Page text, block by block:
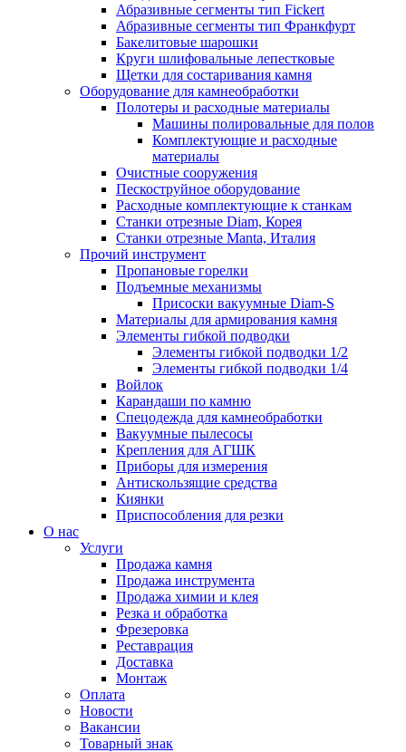
Абразивные сегменты тип Fickert
Абразивные сегменты тип Франкфурт
Бакелитовые шарошки
Круги шлифовальные лепестковые
Щетки для состаривания камня
Оборудование для камнеобработки
Полотеры и расходные материалы
Машины полировальные для полов
Комплектующие и расходные
материалы
Очистные сооружения
Пескоструйное оборудование
Расходные комплектующие к станкам
Станки отрезные Diam, Корея
Станки отрезные Manta, Италия
Прочий инструмент
Пропановые горелки
Подъeмные механизмы
Присоски вакуумные Diam-S
Материалы для армирования камня
Элементы гибкой подводки
Элементы гибкой подводки 1/2
Элементы гибкой подводки 1/4
Войлок
Карандаши по камню
Спецодежда для камнеобработки
Вакуумные пылесосы
Крепления для АГШК
Приборы для измерения
Антискользящие средства
Киянки
Приспособления для резки
О нас
Услуги
Продажа камня
Продажа инструмента
Продажа химии и клея
Резка и обработка
Фрезеровка
Реставрация
Доставка
Монтаж
Оплата
Новости
Вакансии
Товарный знак